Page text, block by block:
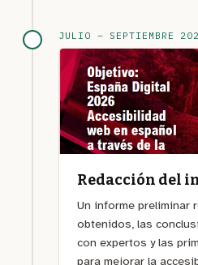
JULIO – SEPTIEMBRE
Redacción del
Un informe preliminar
obtenidos, las
con expertos y las
para mejorar la